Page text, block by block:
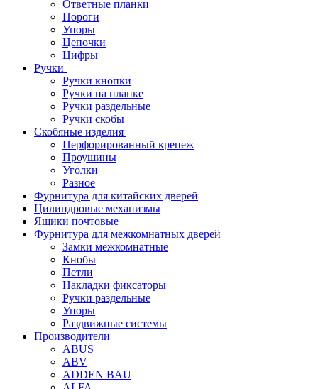
Ответные планки
Пороги
Упоры
Цепочки
Цифры
Ручки
Ручки кнопки
Ручки на планке
Ручки раздельные
Ручки скобы
Скобяные изделия
Перфорированный крепеж
Проушины
Уголки
Разное
Фурнитура для китайских дверей
Цилиндровые механизмы
Ящики почтовые
Фурнитура для межкомнатных дверей
Замки межкомнатные
Кнобы
Петли
Накладки фиксаторы
Ручки раздельные
Упоры
Раздвижные системы
Производители
ABUS
ABV
ADDEN BAU